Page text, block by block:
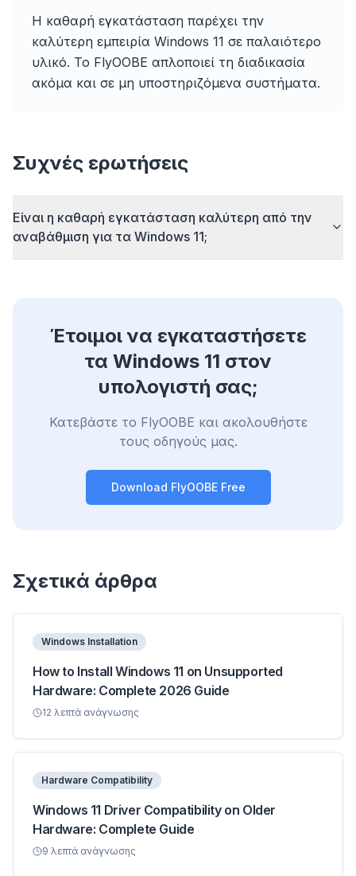
Η καθαρή εγκατάσταση παρέχει την
καλύτερη εμπειρία Windows 11 σε παλαιότερο
υλικό. Το FlyOOBE απλοποιεί τη διαδικασία
ακόμα και σε μη υποστηριζόμενα συστήματα.
Συχνές ερωτήσεις
Είναι η καθαρή εγκατάσταση καλύτερη από την
αναβάθμιση για τα Windows 11;
Έτοιμοι να εγκαταστήσετε
τα Windows 11 στον
υπολογιστή σας;
Κατεβάστε το FlyOOBE και ακολουθήστε
τους οδηγούς μας.
Download FlyOOBE Free
Σχετικά άρθρα
Windows Installation
How to Install Windows 11 on Unsupported
Hardware: Complete 2026 Guide
12 λεπτά ανάγνωσης
Hardware Compatibility
Windows 11 Driver Compatibility on Older
Hardware: Complete Guide
9 λεπτά ανάγνωσης
Up to 3× faster
Smart prefetch and cache rules cut page load
times across every site you visit.
once, optimize them all.